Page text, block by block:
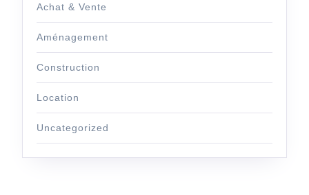
Achat & Vente
Aménagement
Construction
Location
Uncategorized